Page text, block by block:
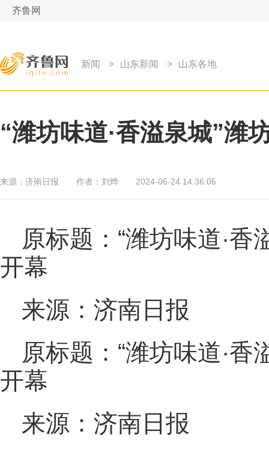
齐鲁网
新闻 > 山东新闻 > 山东各地
“潍坊味道·香溢泉城”潍
来源： 济南日报 作者： 刘烨 2024-06-24 14:36:06
原标题：“潍坊味道·
开幕
来源：济南日报
原标题：“潍坊味道·
开幕
来源：济南日报